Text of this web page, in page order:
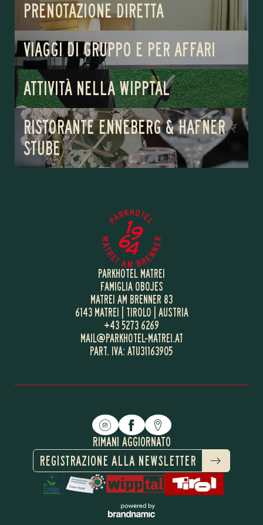
PRENOTAZIONE DIRETTA
VIAGGI DI GRUPPO E PER AFFARI
ATTIVITÀ NELLA WIPPTAL
RISTORANTE ENNEBERG & HAFNER
STUBE
PARKHOTEL MATREI
FAMIGLIA OBOJES
MATREI AM BRENNER 83
6143 MATREI | TIROLO | AUSTRIA
+43 5273 6269
MAIL@PARKHOTEL-MATREI.AT
PART. IVA: ATU31163905
RIMANI AGGIORNATO
REGISTRAZIONE ALLA NEWSLETTER